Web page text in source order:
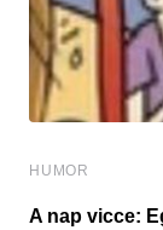
HUMOR
A nap vicce: